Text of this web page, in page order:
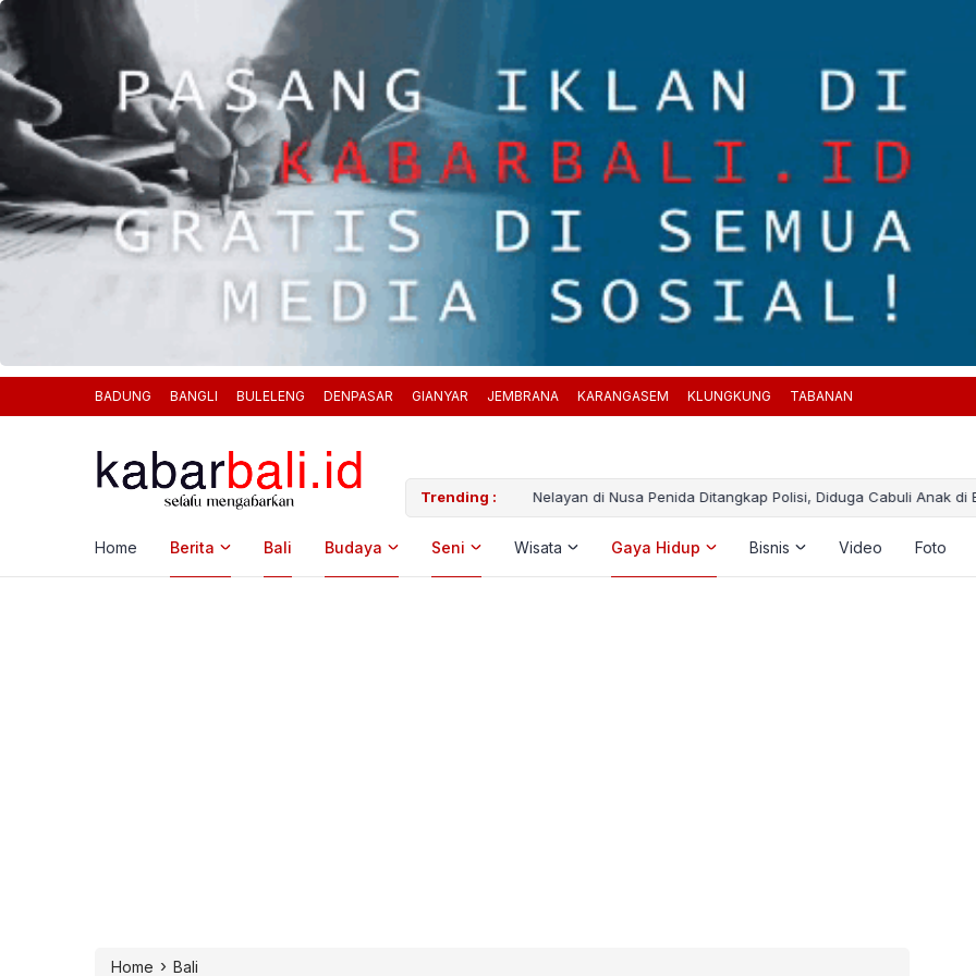
BADUNG BANGLI BULELENG DENPASAR GIANYAR JEMBRANA KARANGASEM KLUNGKUNG TABANAN
Trending :
Pemkab Klungkung Percepat Jadwal Docking Rp3,6 Miliar Nelayan di Nusa Penida Ditangkap Polisi, Diduga Cabuli Anak di
Home Berita Bali Budaya Seni Wisata Gaya Hidup Bisnis Video Foto
Home › Bali